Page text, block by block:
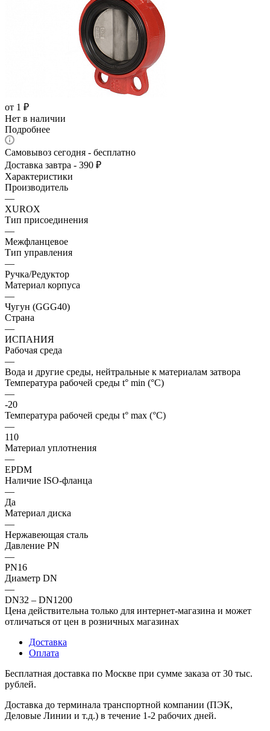
от 1 ₽
Нет в наличии
Подробнее
Самовывоз сегодня - бесплатно
Доставка завтра - 390 ₽
Характеристики
Производитель
—
XUROX
Тип присоединения
—
Межфланцевое
Тип управления
—
Ручка/Редуктор
Материал корпуса
—
Чугун (GGG40)
Страна
—
ИСПАНИЯ
Рабочая среда
—
Вода и другие среды, нейтральные к материалам затвора
Температура рабочей среды t° min (°C)
—
-20
Температура рабочей среды t° max (°C)
—
110
Материал уплотнения
—
EPDM
Наличие ISO-фланца
—
Да
Материал диска
—
Нержавеющая сталь
Давление PN
—
PN16
Диаметр DN
—
DN32 – DN1200
Цена действительна только для интернет-магазина и может
отличаться от цен в розничных магазинах
Доставка
Оплата
Бесплатная доставка по Москве при сумме заказа от 30 тыс.
рублей.
Доставка до терминала транспортной компании (ПЭК,
Деловые Линии и т.д.) в течение 1-2 рабочих дней.